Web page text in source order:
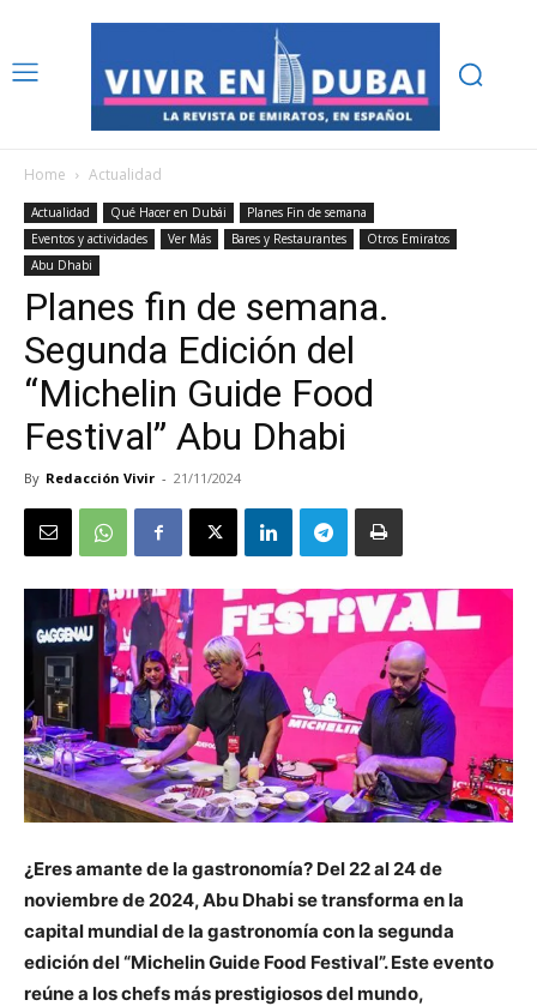
Home Actualidad
Actualidad Qué Hacer en Dubái
Planes Fin de semana
Eventos y actividades
Ver Más Bares y Restaurantes
Otros Emiratos
Abu Dhabi
Planes fin de semana.
Segunda Edición del
“Michelin Guide Food
Festival” Abu Dhabi
By Redacción Vivir - 21/11/2024
¿Eres amante de la gastronomía? Del 22 al 24 de
noviembre de 2024, Abu Dhabi se transforma en la
capital mundial de la gastronomía con la segunda
edición del “Michelin Guide Food Festival”. Este evento
reúne a los chefs más prestigiosos del mundo,